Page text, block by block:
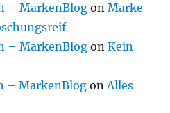
– MarkenBlog onMarke
– MarkenBlog onKein
– MarkenBlog onAlles